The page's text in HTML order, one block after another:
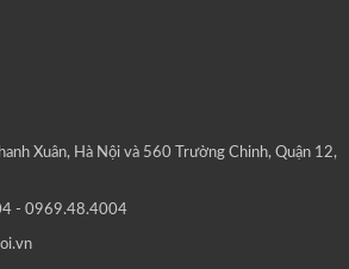
Xuân, Hà Nội và 560 Trường Chinh, Quận 12,
- 0969.48.4004